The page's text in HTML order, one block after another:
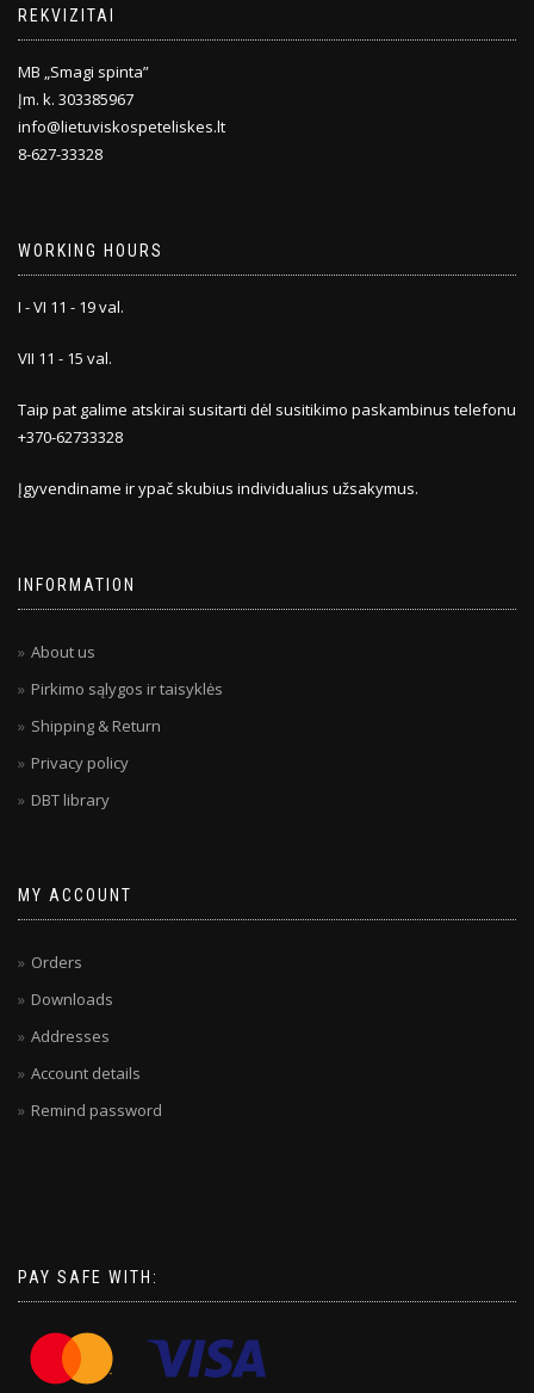
REKVIZITAI
MB „Smagi spinta”
Įm. k. 303385967
info@lietuviskospeteliskes.lt
8-627-33328
WORKING HOURS
I - VI 11 - 19 val.
VII 11 - 15 val.
Taip pat galime atskirai susitarti dėl susitikimo paskambinus telefonu
+370-62733328
Įgyvendiname ir ypač skubius individualius užsakymus.
INFORMATION
About us
Pirkimo sąlygos ir taisyklės
Shipping & Return
Privacy policy
DBT library
MY ACCOUNT
Orders
Downloads
Addresses
Account details
Remind password
PAY SAFE WITH: